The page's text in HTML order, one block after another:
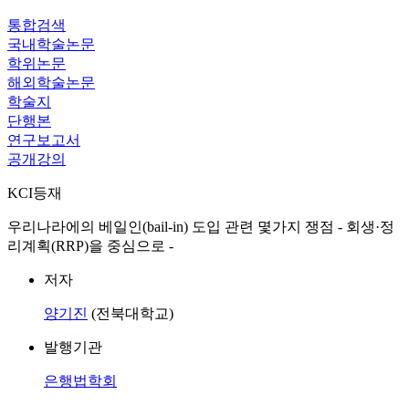
통합검색
국내학술논문
학위논문
해외학술논문
학술지
단행본
연구보고서
공개강의
KCI등재
우리나라에의 베일인(bail-in) 도입 관련 몇가지 쟁점 - 회생·정
리계획(RRP)을 중심으로 -
저자
양기진 (전북대학교)
발행기관
은행법학회